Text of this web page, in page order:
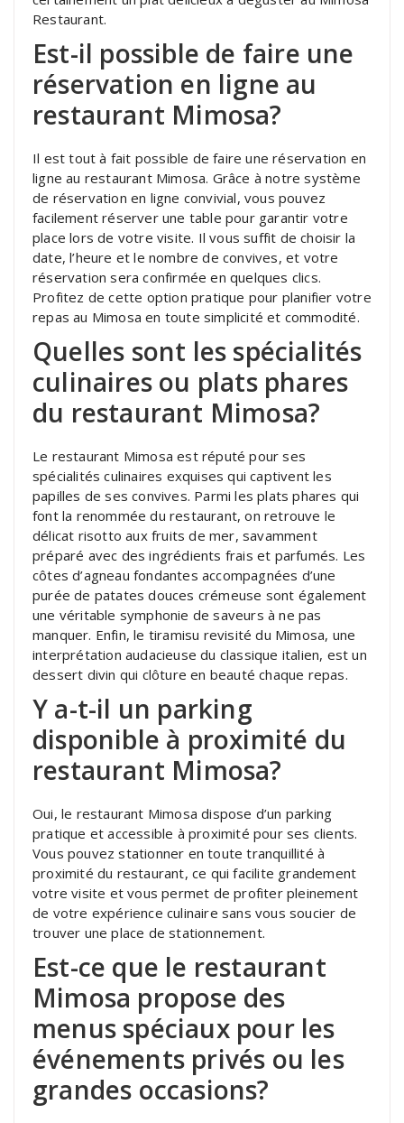
Restaurant.
Est-il possible de faire une
réservation en ligne au
restaurant Mimosa?
Il est tout à fait possible de faire une réservation en
ligne au restaurant Mimosa. Grâce à notre système
de réservation en ligne convivial, vous pouvez
facilement réserver une table pour garantir votre
place lors de votre visite. Il vous suffit de choisir la
date, l’heure et le nombre de convives, et votre
réservation sera confirmée en quelques clics.
Profitez de cette option pratique pour planifier votre
repas au Mimosa en toute simplicité et commodité.
Quelles sont les spécialités
culinaires ou plats phares
du restaurant Mimosa?
Le restaurant Mimosa est réputé pour ses
spécialités culinaires exquises qui captivent les
papilles de ses convives. Parmi les plats phares qui
font la renommée du restaurant, on retrouve le
délicat risotto aux fruits de mer, savamment
préparé avec des ingrédients frais et parfumés. Les
côtes d’agneau fondantes accompagnées d’une
purée de patates douces crémeuse sont également
une véritable symphonie de saveurs à ne pas
manquer. Enfin, le tiramisu revisité du Mimosa, une
interprétation audacieuse du classique italien, est un
dessert divin qui clôture en beauté chaque repas.
Y a-t-il un parking
disponible à proximité du
restaurant Mimosa?
Oui, le restaurant Mimosa dispose d’un parking
pratique et accessible à proximité pour ses clients.
Vous pouvez stationner en toute tranquillité à
proximité du restaurant, ce qui facilite grandement
votre visite et vous permet de profiter pleinement
de votre expérience culinaire sans vous soucier de
trouver une place de stationnement.
Est-ce que le restaurant
Mimosa propose des
menus spéciaux pour les
événements privés ou les
grandes occasions?